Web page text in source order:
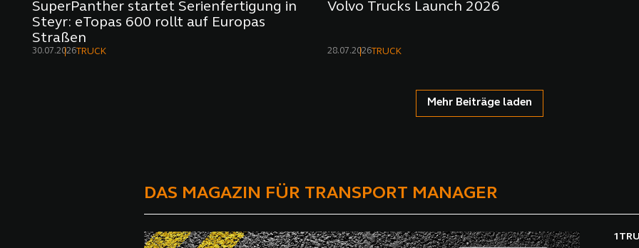
SuperPanther startet Serienfertigung in
Steyr: eTopas 600 rollt auf Europas
Straßen
30.07.2026 TRUCK
Volvo Trucks Launch 2026
28.07.2026 TRUCK
Mehr Beiträge laden
DAS MAGAZIN FÜR TRANSPORT MANAGER